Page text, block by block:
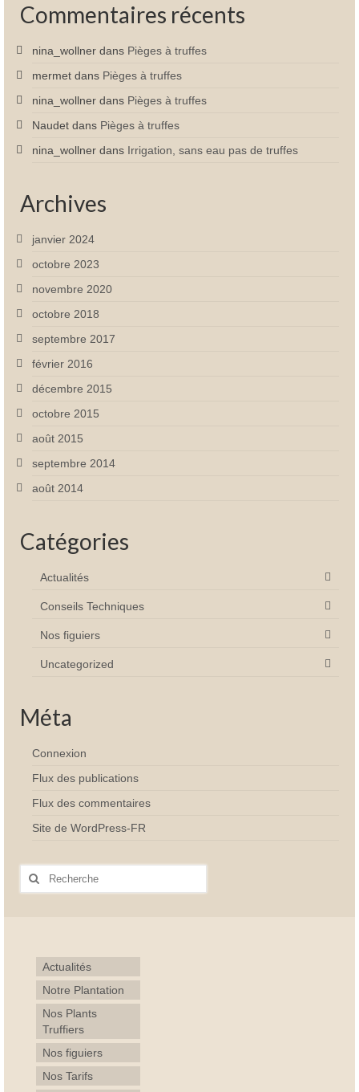
Commentaires récents
nina_wollner dans Pièges à truffes
mermet dans Pièges à truffes
nina_wollner dans Pièges à truffes
Naudet dans Pièges à truffes
nina_wollner dans Irrigation, sans eau pas de truffes
Archives
janvier 2024
octobre 2023
novembre 2020
octobre 2018
septembre 2017
février 2016
décembre 2015
octobre 2015
août 2015
septembre 2014
août 2014
Catégories
Actualités
Conseils Techniques
Nos figuiers
Uncategorized
Méta
Connexion
Flux des publications
Flux des commentaires
Site de WordPress-FR
Rechercher
Actualités
Notre Plantation
Nos Plants
Truffiers
Nos figuiers
Nos Tarifs